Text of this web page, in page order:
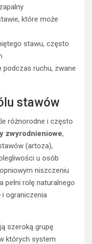
które może
stawu, często
podczas ruchu, zwane
stawów
różnorodne i często
zwyrodnieniowe,
(artoza),
u osób
niszczeniu
rolę naturalnego
ograniczenia
szeroką grupę
których system